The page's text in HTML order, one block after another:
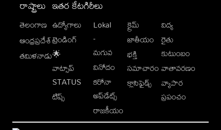
రాష్ట్రాలు
తెలంగాణ
ఆంధ్రప్రదేశ్
తమిళనాడు
ఇతర కేటగిరీలు
ఉద్యోగాలు
ట్రెండింగ్
🌟
వాట్సాప్
STATUS
టిప్స్
Lokal
-
మగువ
వినోదం
కరోనా
అప్‌డేట్స్
రాజకీయం
క్రైమ్
జాతీయం
భక్తి
సమాచారం
క్లాసిఫైడ్స్
విద్య
రైతు
కుటుంబం
వాతావరణం
వ్యాపార
ప్రపంచం